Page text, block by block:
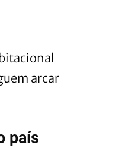
arcar
país